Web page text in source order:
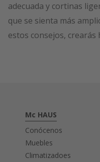
adecuada y cortinas
que se sienta más
estos consejos,
Mc HAUS
Conócenos
Muebles
Climatizadoes